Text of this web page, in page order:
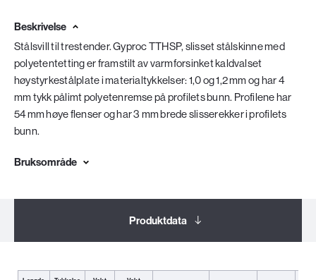
Beskrivelse
Stålsvill til trestender. Gyproc TTHSP, slisset stålskinne med
polyetentetting er framstilt av varmforsinket kaldvalset
høystyrkestålplate i materialtykkelser: 1,0 og 1,2 mm og har 4
mm tykk pålimt polyetenremse på profilets bunn. Profilene har
54 mm høye flenser og har 3 mm brede slisserekker i profilets
bunn.
Bruksområde
Produktdata